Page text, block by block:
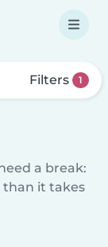
Filters 1
a break:
than it takes